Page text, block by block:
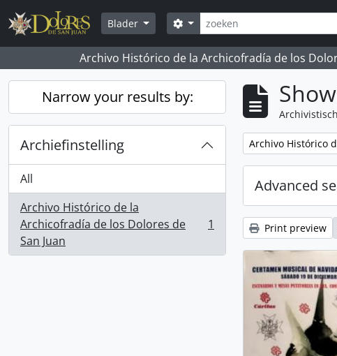
Skip to main content
Blader
zoeken
Search options
Archivo Histórico de la Archicofradía de los
Narrow your results by:
Archiefinstelling
All
Archivo Histórico de la
Archicofradía de los Dolores de
San Juan
, 1 results 1
Remove filter:
Archivo Histórico
Advanced
Print preview